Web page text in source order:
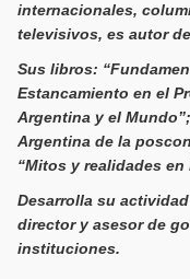
internacionales,
televisivos, es autor
Sus libros:
Estancamiento en el
Argentina y el
Argentina de la
“Mitos y realidades en
Desarrolla su
director y asesor de
instituciones.